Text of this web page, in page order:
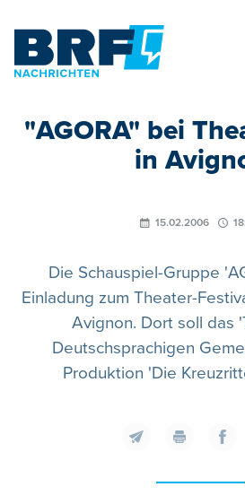
"AGORA" bei
in
15.02.2006
Die Schauspiel-Gruppe
Einladung zum Theater-
Avignon. Dort soll das
Deutschsprachigen
Produktion 'Die